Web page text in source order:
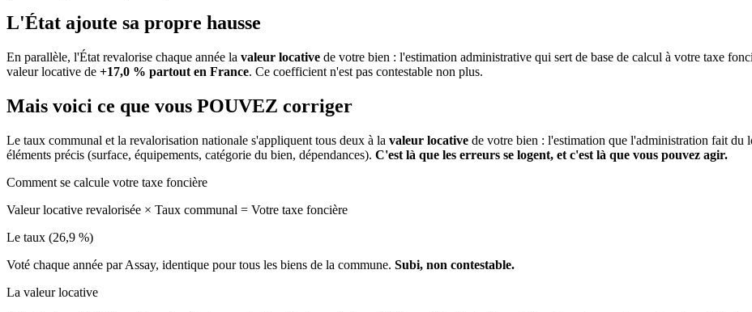
L'État ajoute sa propre hausse
En parallèle, l'État revalorise chaque année la valeur locative de votre bien : l'estimation administrative qui sert de base de calcul à votre taxe
valeur locative de +17,0 % partout en France. Ce coefficient n'est pas contestable non plus.
Mais voici ce que vous POUVEZ corriger
Le taux communal et la revalorisation nationale s'appliquent tous deux à la valeur locative de votre bien : l'estimation que l'administration fait du
éléments précis (surface, équipements, catégorie du bien, dépendances). C'est là que les erreurs se logent, et c'est là que vous pouvez agir.
Comment se calcule votre taxe foncière
Valeur locative revalorisée × Taux communal = Votre taxe foncière
Le taux (26,9 %)
Voté chaque année par Assay, identique pour tous les biens de la commune. Subi, non contestable.
La valeur locative